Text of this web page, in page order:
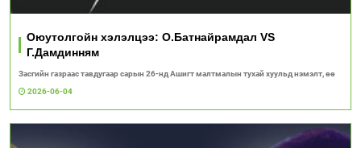
Оюутолгойн хэлэлцээ: О.Батнайрамдал VS
Г.Дамдинням
Засгийн газраас тавдугаар сарын 26-нд Ашигт малтмалын тухай хуульд нэмэлт, өө
2026-06-04